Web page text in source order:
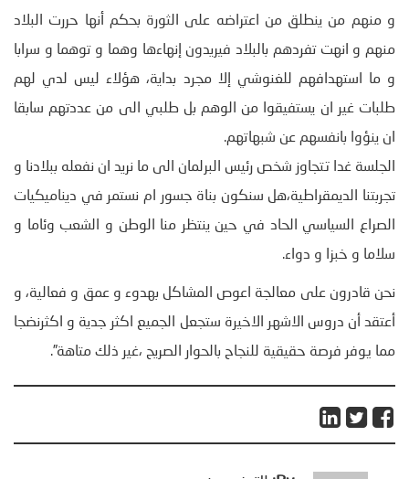
و منهم من ينطلق من اعتراضه على الثورة بحكم أنها حررت البلاد
منهم و انهت تفردهم بالبلاد فيريدون إنهاءها وهما و توهما و سرابا
و ما استهدافهم للغنوشي إلا مجرد بداية، هؤلاء ليس لدي لهم
طلبات غير ان يستفيقوا من الوهم بل طلبي الى من عددتهم سابقا
ان ينؤوا بانفسهم عن شبهاتهم.
الجلسة غدا تتجاوز شخص رئيس البرلمان الى ما نريد ان نفعله ببلادنا و
تجربتنا الديمقراطية،هل سنكون بناة جسور ام نستمر في ديناميكيات
الصراع السياسي الحاد في حين ينتظر منا الوطن و الشعب وئاما و
سلاما و خبزا و دواء.
نحن قادرون على معالجة اعوص المشاكل بهدوء و عمق و فعالية، و
أعتقد أن دروس الاشهر الاخيرة ستجعل الجميع اكثر جدية و اكثرنضجا
مما يوفر فرصة حقيقية للنجاح بالحوار الصريح ،غير ذلك متاهة”.